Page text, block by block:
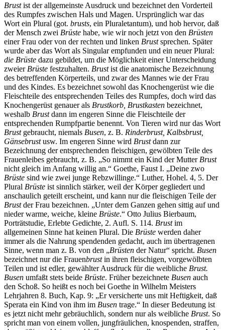
Brustist der allgemeinste Ausdruck und bezeichnet den Vorderteil
des Rumpfes zwischen Hals und Magen. Ursprünglich war das
Wort ein Plural (got. brusts, ein Pluraletantum), und hob hervor, daß
der Mensch zwei Brüste habe, wie wir noch jetzt von den Brüsten
einer Frau oder von der rechten und linken Brustsprechen. Später
wurde aber das Wort als Singular empfunden und ein neuer Plural:
die Brüste dazu gebildet, um die Möglichkeit einer Unterscheidung
zweier Brüste festzuhalten. Brustist die anatomische Bezeichnung
des betreffenden Körperteils, und zwar des Mannes wie der Frau
und des Kindes. Es bezeichnet sowohl das Knochengerüst wie die
Fleischteile des entsprechenden Teiles des Rumpfes, doch wird das
Knochengerüst genauer als Brustkorb, Brustkasten bezeichnet,
weshalb Brustdann im engeren Sinne die Fleischteile der
entsprechenden Rumpfpartie benennt. Von Tieren wird nur das Wort
Brustgebraucht, niemals Busen, z. B. Rinderbrust, Kalbsbrust,
Gänsebrustusw. Im engeren Sinne wird Brustdann zur
Bezeichnung der entsprechenden fleischigen, gewölbten Teile des
Frauenleibes gebraucht, z. B. „So nimmt ein Kind der Mutter Brust
nicht gleich im Anfang willig an.“ Goethe, Faust I. „Deine zwo
Brüste sind wie zwei junge Rebzwillinge.“ Luther, Hohel. 4, 5. Der
Plural Brüste ist sinnlich stärker, weil der Körper gegliedert und
anschaulich geteilt erscheint, und kann nur die fleischigen Teile der
Brustder Frau bezeichnen. „Unter dem Ganzen gehen sittig auf und
nieder warme, weiche, kleine Brüste.“ Otto Julius Bierbaum,
Porträtstudie, Erlebte Gedichte, 2. Aufl. S. 114. Brustim
allgemeinen Sinne hat keinen Plural. Die Brüste werden daher
immer als die Nahrung spendenden gedacht, auch im übertragenen
Sinne, wenn man z. B. von den „Brüsten der Natur“ spricht. Busen
bezeichnet nur die Frauenbrustin ihren fleischigen, vorgewölbten
Teilen und ist edler, gewählter Ausdruck für die weibliche Brust.
Busen umfaßt stets beide Brüste. Früher bezeichnete Busen auch
den Schoß. So heißt es noch bei Goethe in Wilhelm Meisters
Lehrjahren 8. Buch, Kap. 9: „Er versicherte uns mit Heftigkeit, daß
Sperata ein Kind von ihm im Busen trage.“ In dieser Bedeutung ist
es jetzt nicht mehr gebräuchlich, sondern nur als weibliche Brust. So
spricht man von einem vollen, jungfräulichen, knospenden, straffen,